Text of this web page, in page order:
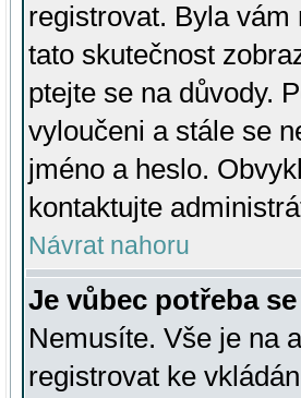
registrovat. Byla
tato skutečnost
ptejte se na důvody.
vyloučeni a stále se
jméno a heslo.
kontaktujte
Návrat nahoru
Je vůbec potřeba
Nemusíte. Vše je na
registrovat ke